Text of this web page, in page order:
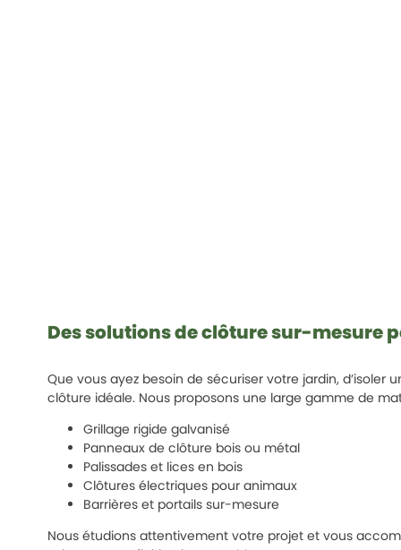
Des solutions de clôture sur-mesure
Que vous ayez besoin de sécuriser votre jardin,
clôture idéale. Nous proposons une large gamme de
Grillage rigide galvanisé
Panneaux de clôture bois ou métal
Palissades et lices en bois
Clôtures électriques pour animaux
Barrières et portails sur-mesure
Nous étudions attentivement votre projet et vous